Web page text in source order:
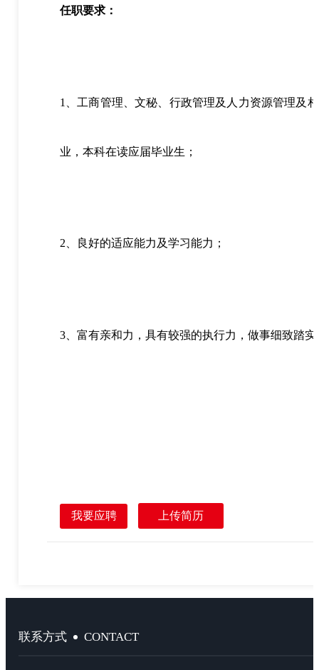
任职要求：
1、工商管理、文秘、行政管理及人力资源管理及
业，本科在读应届毕业生；
2、良好的适应能力及学习能力；
3、富有亲和力，具有较强的执行力，做事细致踏实
我要应聘 上传简历
联系方式 CONTACT